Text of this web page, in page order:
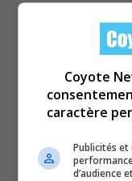
Coyote
caractère
Publicités
d’audience